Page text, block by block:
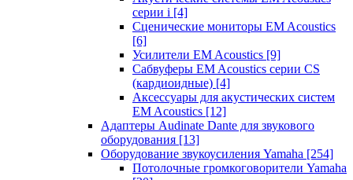
серии i [4]
Сценические мониторы EM Acoustics
[6]
Усилители EM Acoustics [9]
Сабвуферы EM Acoustics серии CS
(кардиоидные) [4]
Аксессуары для акустических систем
EM Acoustics [12]
Адаптеры Audinate Dante для звукового
оборудования [13]
Оборудование звукоусиления Yamaha [254]
Потолочные громкоговорители Yamaha